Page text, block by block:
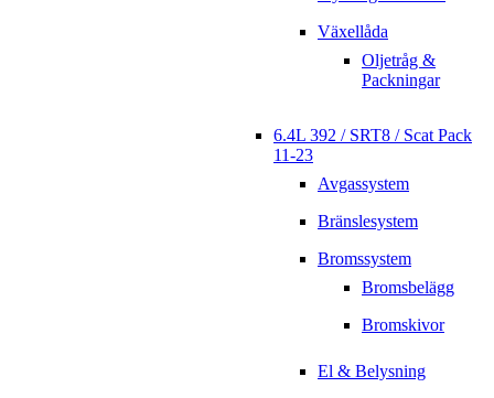
Växellåda
Oljetråg &
Packningar
6.4L 392 / SRT8 / Scat Pack
11-23
Avgassystem
Bränslesystem
Bromssystem
Bromsbelägg
Bromskivor
El & Belysning